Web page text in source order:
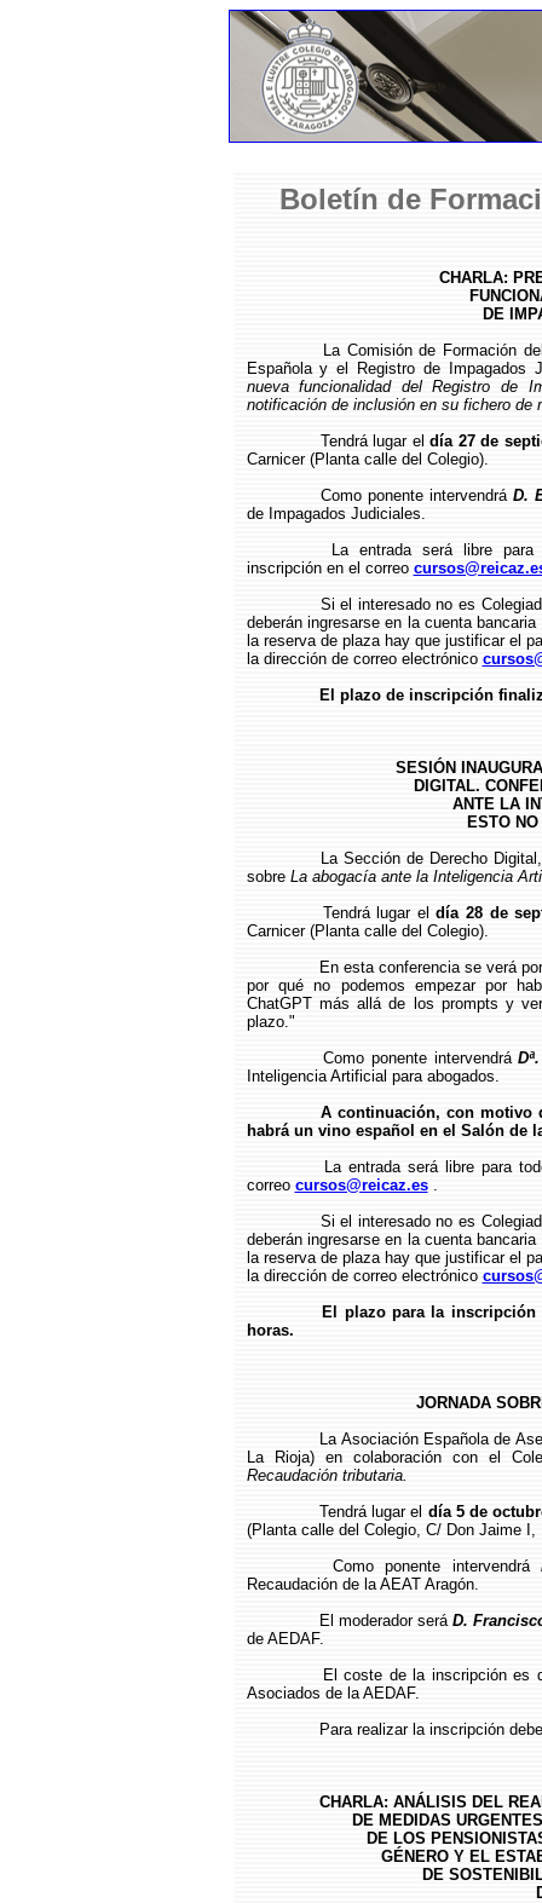
Boletín de
CHARLA:
DE
La Comisión de Formación
Española y el Registro de Impagados
nueva funcionalidad del Registro de
notificación de inclusión en su fichero de
Tendrá lugar eldía 27 de
Carnicer (Planta calle del Colegio).
Como ponente intervendrá D.
de Impagados Judiciales.
La entrada será libre para
inscripción en el correo
Si el interesado no es
deberán ingresarse en la cuenta
la reserva de plaza hay que justificar el
la dirección de correo electrónico
El plazo de inscripción
SESIÓN
DIGITAL.
ANTE LA
ESTO
La Sección de Derecho
sobre La abogacía ante la Inteligencia
Tendrá lugar eldía 28 de
Carnicer (Planta calle del Colegio).
En esta conferencia se verá
por qué no podemos empezar por
ChatGPT más allá de los prompts y
plazo."
Como ponente intervendrá
Inteligencia Artificial para abogados.
A continuación, con motivo
habrá un vino español en el Salón de
La entrada será libre para
correo cursos@reicaz.es .
Si el interesado no es
deberán ingresarse en la cuenta
la reserva de plaza hay que justificar el
la dirección de correo electrónico
El plazo para la inscripción
horas.
JORNADA
La Asociación Española de
La Rioja) en colaboración con el
Recaudación tributaria.
Tendrá lugar el día 5 de
(Planta calle del Colegio, C/ Don Jaime
Como ponente intervendrá
Recaudación de la AEAT Aragón.
El moderador será D.
de AEDAF.
El coste de la inscripción es
Asociados de la AEDAF.
Para realizar la inscripción
CHARLA: ANÁLISIS DEL
DE MEDIDAS
DE LOS
GÉNERO Y EL
DE